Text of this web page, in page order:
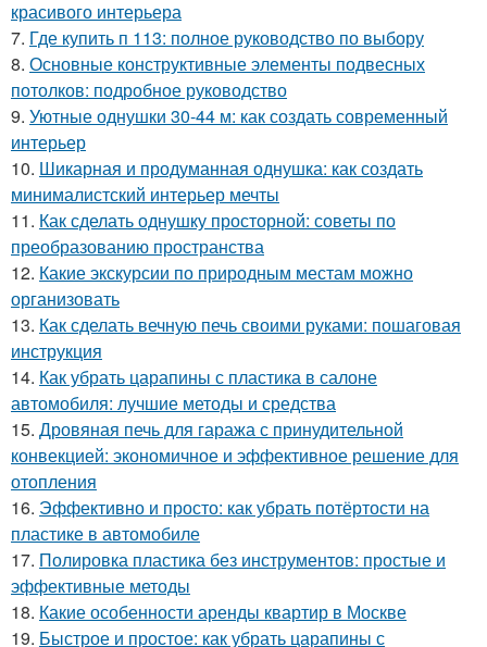
красивого интерьера
7. Где купить п 113: полное руководство по выбору
8. Основные конструктивные элементы подвесных
потолков: подробное руководство
9. Уютные однушки 30-44 м: как создать современный
интерьер
10. Шикарная и продуманная однушка: как создать
минималистский интерьер мечты
11. Как сделать однушку просторной: советы по
преобразованию пространства
12. Какие экскурсии по природным местам можно
организовать
13. Как сделать вечную печь своими руками: пошаговая
инструкция
14. Как убрать царапины с пластика в салоне
автомобиля: лучшие методы и средства
15. Дровяная печь для гаража с принудительной
конвекцией: экономичное и эффективное решение для
отопления
16. Эффективно и просто: как убрать потёртости на
пластике в автомобиле
17. Полировка пластика без инструментов: простые и
эффективные методы
18. Какие особенности аренды квартир в Москве
19. Быстрое и простое: как убрать царапины с